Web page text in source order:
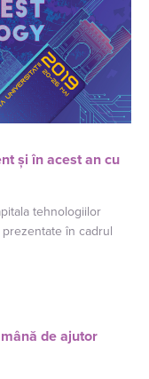
și în acest an cu
tehnologiilor
în cadrul
de ajutor